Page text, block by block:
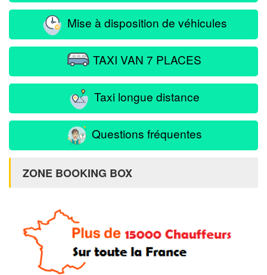
Mise à disposition de véhicules
TAXI VAN 7 PLACES
Taxi longue distance
Questions fréquentes
ZONE BOOKING BOX